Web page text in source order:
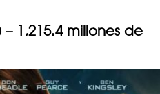
– 1,215.4 millones de